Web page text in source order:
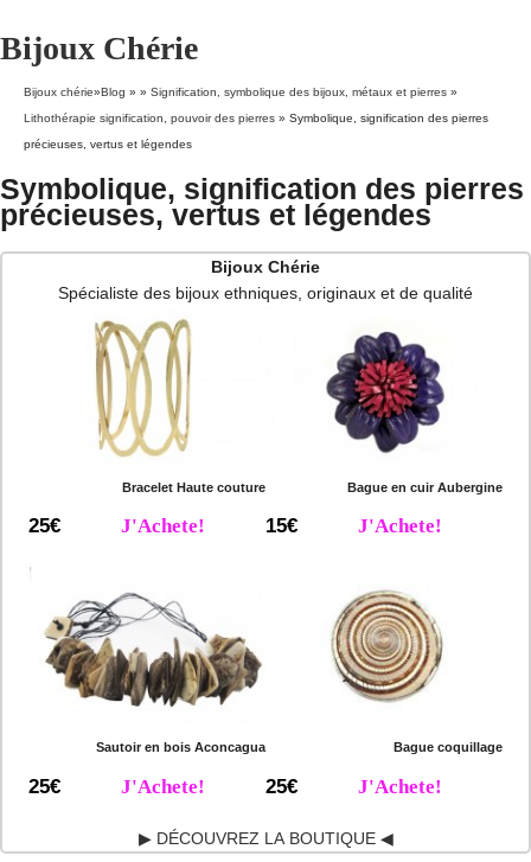
Bijoux Chérie
Bijoux chérie»Blog » » Signification, symbolique des bijoux, métaux et pierres »
Lithothérapie signification, pouvoir des pierres » Symbolique, signification des pierres
précieuses, vertus et légendes
Symbolique, signification des pierres
précieuses, vertus et légendes
Bijoux Chérie
Spécialiste des bijoux ethniques, originaux et de qualité
Bracelet Haute couture
25€ J'Achete!
Bague en cuir Aubergine
15€ J'Achete!
Sautoir en bois Aconcagua
25€ J'Achete!
Bague coquillage
25€ J'Achete!
▶ DÉCOUVREZ LA BOUTIQUE ◀